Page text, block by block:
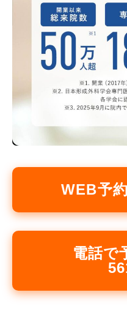
WEB予
電話で